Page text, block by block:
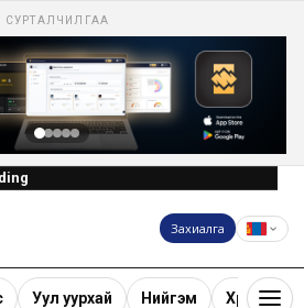
СУРТАЛЧИЛГАА
Захиалга
Уул уурхай Нийгэм Хөрөнгө